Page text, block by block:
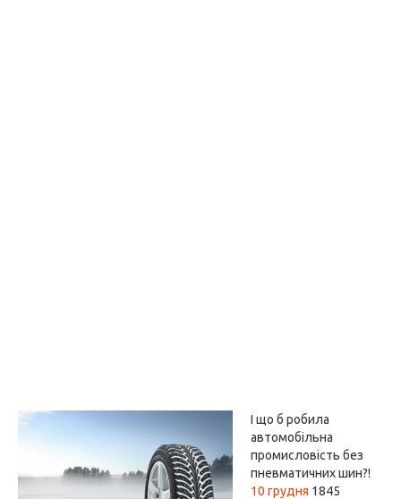
І що б робила
автомобільна
промисловість без
пневматичних шин?!
10 грудня 1845